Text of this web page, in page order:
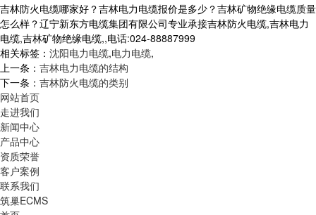
吉林防火电缆哪家好？吉林电力电缆报价是多少？吉林矿物绝缘电缆质量
怎么样？辽宁新东方电缆集团有限公司专业承接吉林防火电缆,吉林电力
电缆,吉林矿物绝缘电缆,,电话:024-88887999
相关标签： 沈阳电力电缆,电力电缆,
上一条： 吉林电力电缆的结构
下一条： 吉林防火电缆的类别
网站首页
走进我们
新闻中心
产品中心
资质荣誉
客户案例
联系我们
筑巢ECMS